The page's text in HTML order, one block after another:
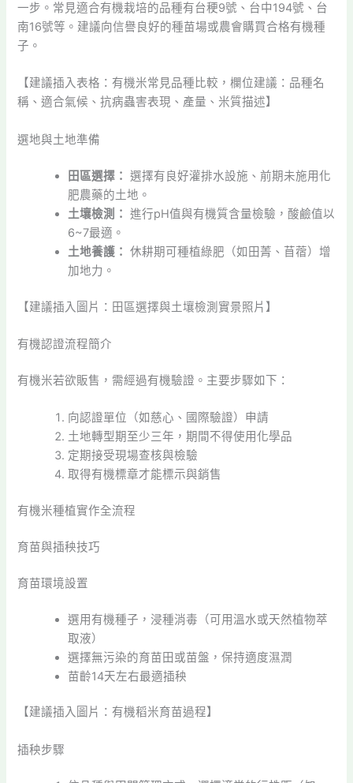
一步。常見適合有機栽培的品種有台稉9號、台中194號、台
南16號等。建議向信譽良好的種苗場或農會購買合格有機種
子。
【建議插入表格：有機米常見品種比較，欄位建議：品種名
稱、適合氣候、抗病蟲害表現、產量、米質描述】
選地與土地準備
田區選擇： 選擇有良好灌排水設施、前期未施用化
肥農藥的土地。
土壤檢測： 進行pH值與有機質含量檢驗，酸鹼值以
6~7最適。
土地養護： 休耕期可種植綠肥（如田菁、苜蓿）增
加地力。
【建議插入圖片：田區選擇與土壤檢測實景照片】
有機認證流程簡介
有機米若欲販售，需經過有機驗證。主要步驟如下：
向認證單位（如慈心、國際驗證）申請
土地轉型期至少三年，期間不得使用化學品
定期接受現場查核與檢驗
取得有機標章才能標示與銷售
有機米種植實作全流程
育苗與插秧技巧
育苗環境設置
選用有機種子，浸種消毒（可用溫水或天然植物萃
取液）
選擇無污染的育苗田或苗盤，保持適度濕潤
苗齡14天左右最適插秧
【建議插入圖片：有機稻米育苗過程】
插秧步驟